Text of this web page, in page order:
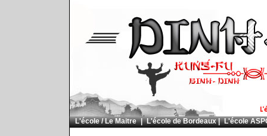
L'école / Le Maitre | L'école de Bordeaux | L'école